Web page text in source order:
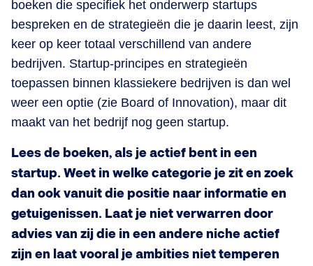
boeken die specifiek het onderwerp startups
bespreken en de strategieën die je daarin leest, zijn
keer op keer totaal verschillend van andere
bedrijven. Startup-principes en strategieën
toepassen binnen klassiekere bedrijven is dan wel
weer een optie (zie Board of Innovation), maar dit
maakt van het bedrijf nog geen startup.
Lees de boeken, als je actief bent in een
startup. Weet in welke categorie je zit en zoek
dan ook vanuit die positie naar informatie en
getuigenissen. Laat je niet verwarren door
advies van zij die in een andere niche actief
zijn en laat vooral je ambities niet temperen